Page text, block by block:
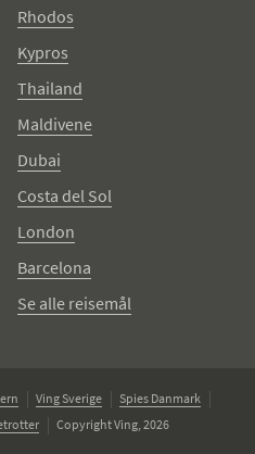
Rhodos
Kypros
Thailand
Maldivene
Dubai
Costa del Sol
London
Barcelona
Se alle reisemål
Ving Sverige
Spies Danmark
Copyright Ving, 2026